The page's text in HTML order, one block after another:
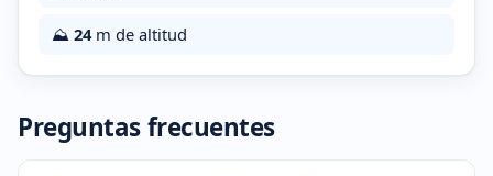
⛰️ 24m de altitud
Preguntas frecuentes